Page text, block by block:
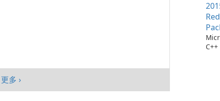
現
效
程
件
的
存
成
務
365
及
更多 ›